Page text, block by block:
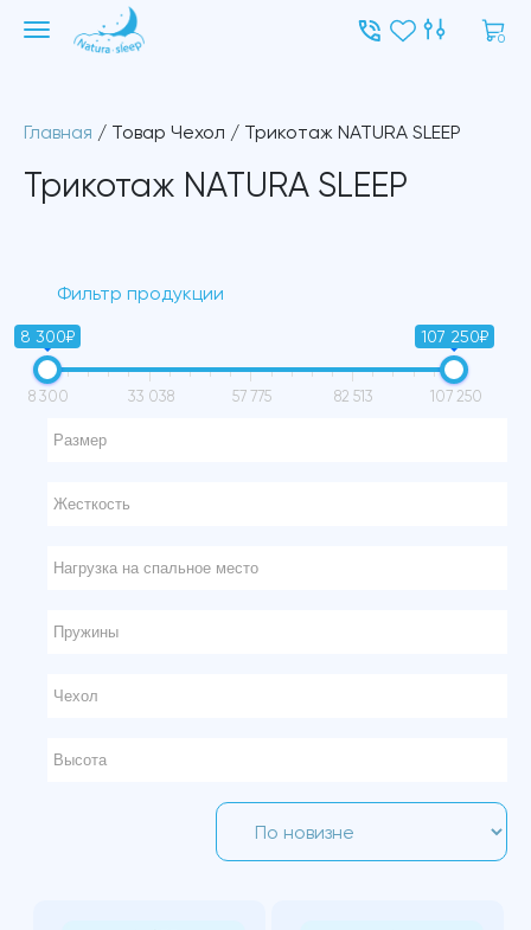
0
Главная / Товар Чехол / Трикотаж NATURA SLEEP
Трикотаж NATURA SLEEP
Фильтр продукции
8 300₽ 107 250₽
8 300 33 038 57 775 82 513 107 250